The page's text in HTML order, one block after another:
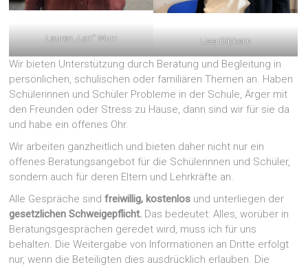
Lauren „Lori“ Wurr Lisa Dibbern
Wir bieten Unterstützung durch Beratung und Begleitung in
persönlichen, schulischen oder familiären Themen an. Haben
Schülerinnen und Schüler Probleme in der Schule, Ärger mit
den Freunden oder Stress zu Hause, dann sind wir für sie da
und habe ein offenes Ohr.
Wir arbeiten ganzheitlich und bieten daher nicht nur ein
offenes Beratungsangebot für die Schülerinnen und Schüler,
sondern auch für deren Eltern und Lehrkräfte an.
Alle Gespräche sindfreiwillig, kostenlos und unterliegen der
gesetzlichen Schweigepflicht. Das bedeutet: Alles, worüber in
Beratungsgesprächen geredet wird, muss ich für uns
behalten. Die Weitergabe von Informationen an Dritte erfolgt
nur, wenn die Beteiligten dies ausdrücklich erlauben. Die